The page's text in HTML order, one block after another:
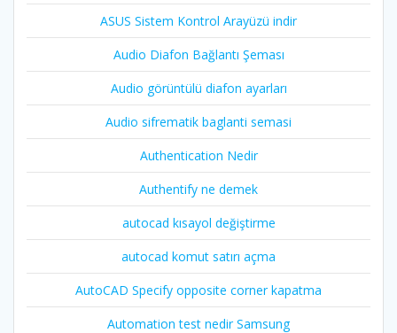
ASUS Sistem Kontrol Arayüzü indir
Audio Diafon Bağlantı Şeması
Audio görüntülü diafon ayarları
Audio sifrematik baglanti semasi
Authentication Nedir
Authentify ne demek
autocad kısayol değiştirme
autocad komut satırı açma
AutoCAD Specify opposite corner kapatma
Automation test nedir Samsung